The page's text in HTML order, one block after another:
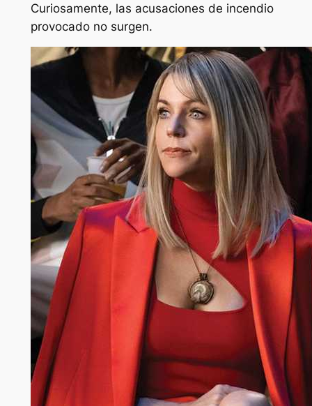
Curiosamente, las acusaciones de incendio
provocado no surgen.